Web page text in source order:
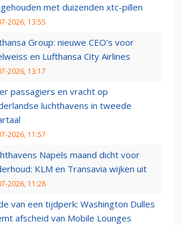
met duizenden xtc-pillen
2026, 13:55
Group: nieuwe CEO’s voor
en Lufthansa City Airlines
2026, 13:17
passagiers en vracht op
luchthavens in tweede
2026, 11:57
Napels maand dicht voor
KLM en Transavia wijken uit
2026, 11:28
van een tijdperk: Washington Dulles
afscheid van Mobile Lounges